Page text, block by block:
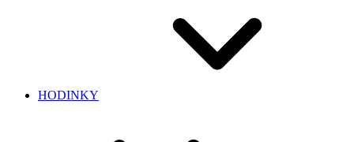
HODINKY